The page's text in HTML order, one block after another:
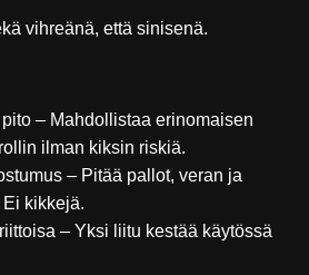
vihreänä, että sinisenä.
– Mahdollistaa erinomaisen
ilman kiksin riskiä.
– Pitää pallot, veran ja
kikkejä.
– Yksi liitu kestää käytössä